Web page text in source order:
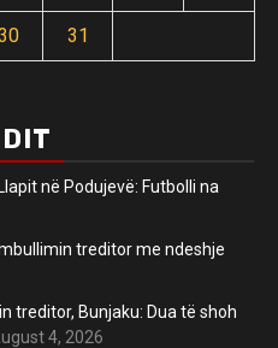
31
në Podujevë: Futbolli na
treditor me ndeshje
treditor, Bunjaku: Dua të shoh
4, 2026